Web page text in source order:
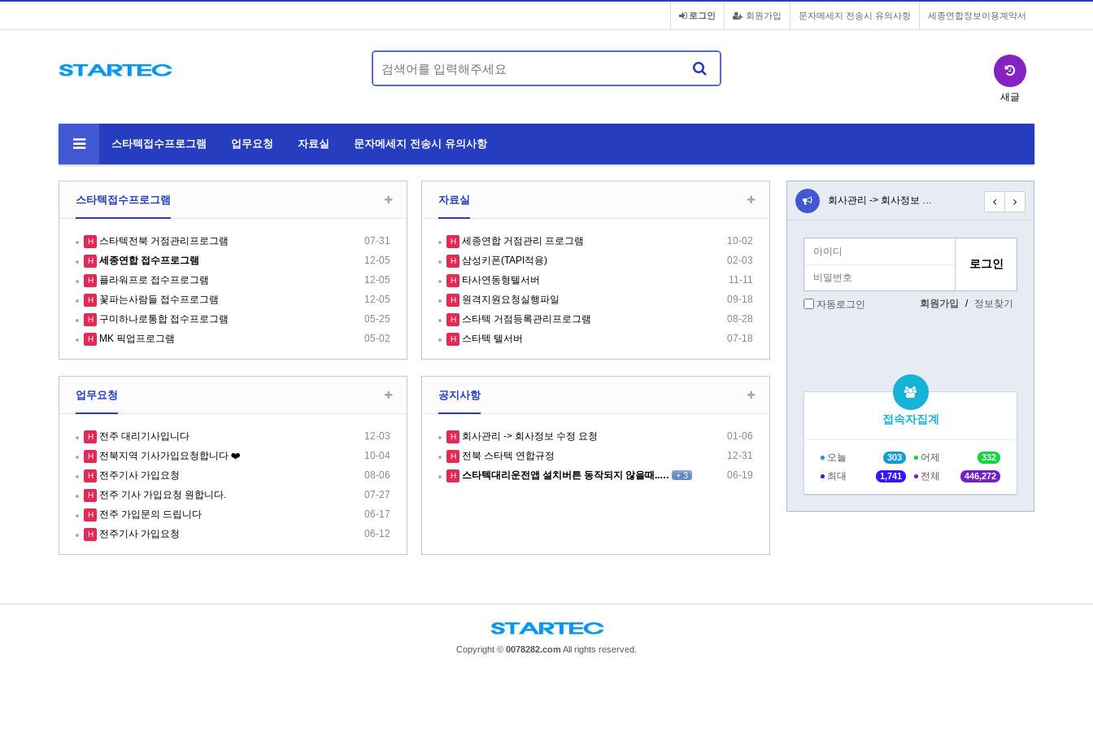
세종연합정보이용계약서
문자메세지 전송시 유의사항
회원가입
로그인
새글
스타텍접수프로그램 업무요청 자료실 문자메세지 전송시 유의사항
스타텍접수프로그램
H 스타텍전북 거점관리프로그램 07-31
H 세종연합 접수프로그램 12-05
H 플라워프로 접수프로그램 12-05
H 꽃파는사람들 접수프로그램 12-05
H 구미하나로통합 접수프로그램 05-25
H MK 픽업프로그램 05-02
자료실
H 세종연합 거점관리 프로그램 10-02
H 삼성키폰(TAPI적용) 02-03
H 타사연동형텔서버 11-11
H 원격지원요청실행파일 09-18
H 스타텍 거점등록관리프로그램 08-28
H 스타텍 텔서버 07-18
업무요청
H 전주 대리기사입니다 12-03
H 전북지역 기사가입요청합니다 ❤️ 10-04
H 전주기사 가입요청 08-06
H 전주 기사 가입요청 원합니다. 07-27
H 전주 가입문의 드립니다 06-17
H 전주기사 가입요청 06-12
공지사항
H 회사관리 -> 회사정보 수정 요청 01-06
H 전북 스타텍 연합규정 12-31
H 스타텍대리운전앱 설치버튼 동작되지 않을때..… +3 06-19
스타텍대리운전앱 설치버튼… 3 회사관리 -> 회사정보 … 전북 스타텍 연합규정
자동로그인 회원가입 / 정보찾기
접속자집계
오늘 303 어제 332
최대 1,741 전체 446,272
Copyright © 0078282.com All rights reserved.